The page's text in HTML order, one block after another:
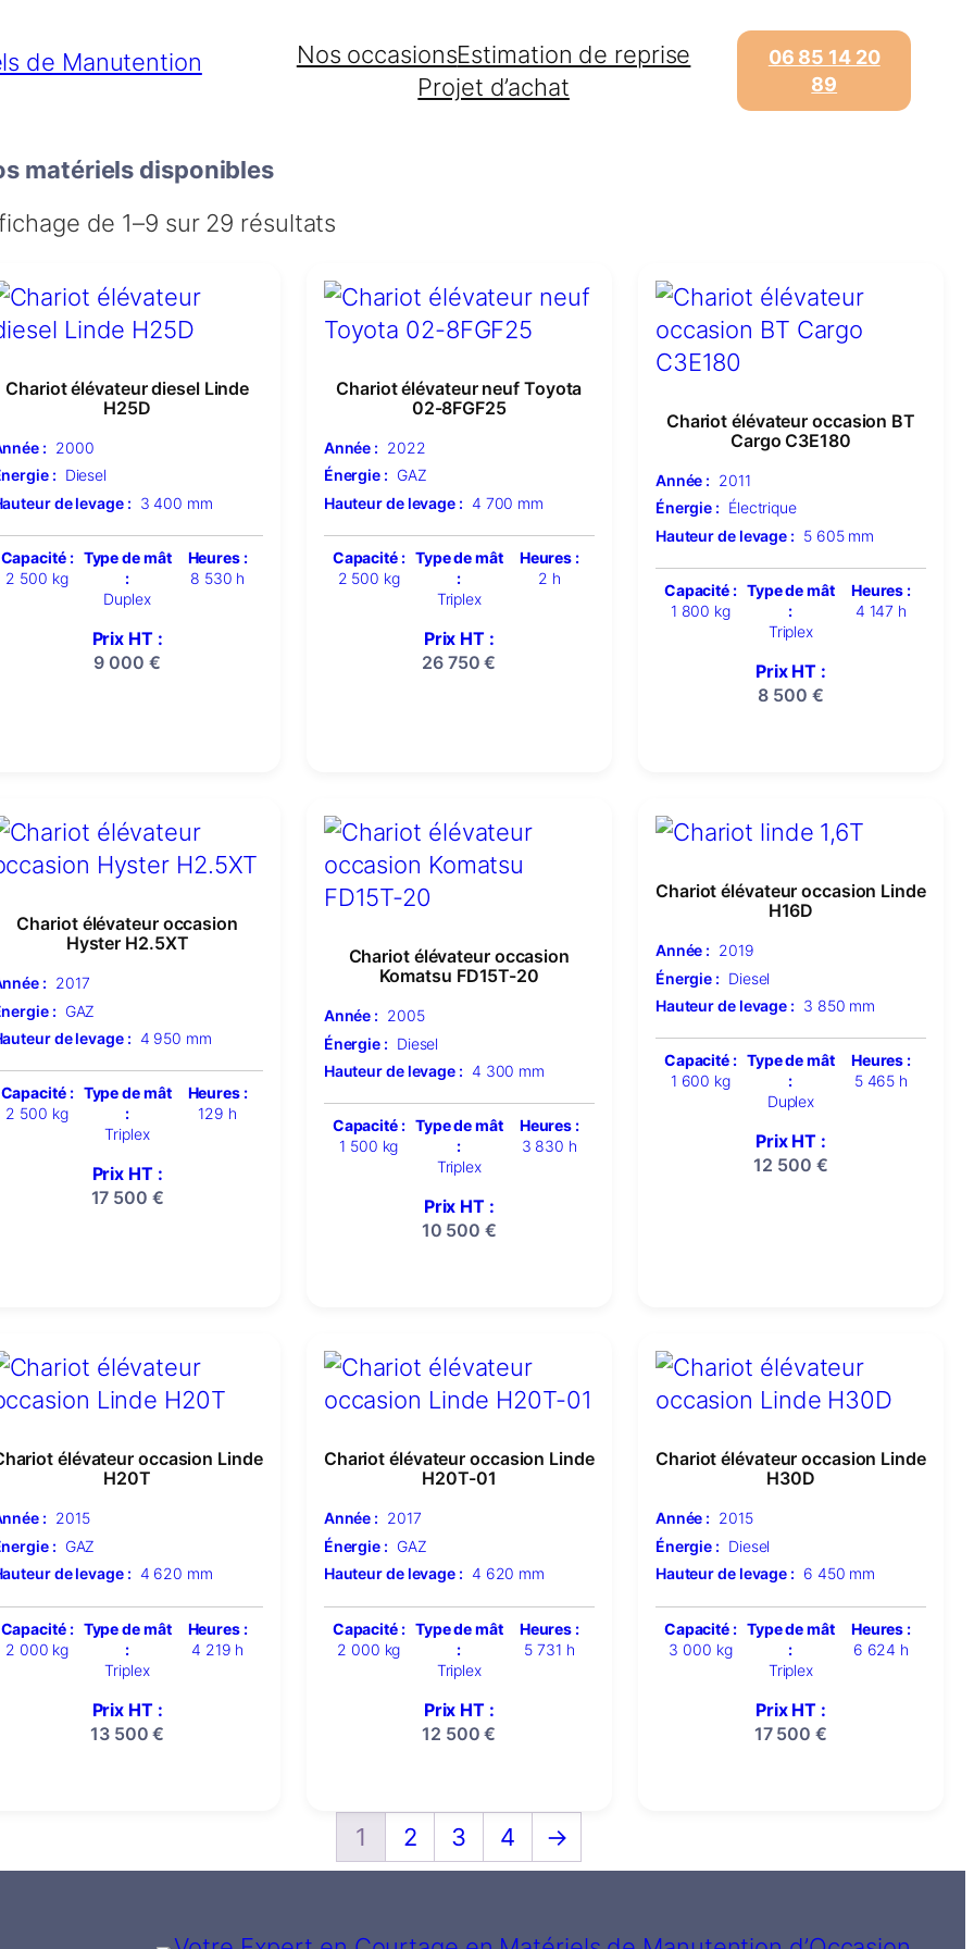
Nos occasionsEstimation de reprise
Projet d’achat
06 85 14 20
89
matériels disponibles
de 1–9 sur 29 résultats
Chariot élévateur diesel Linde
H25D
: 2000
: Diesel
de levage : 3 400 mm
Capacité :
2 500 kg
Type de mât
:
Duplex
Heures :
8 530 h
Prix HT :
9 000 €
Chariot élévateur neuf Toyota
02-8FGF25
Année : 2022
Énergie : GAZ
Hauteur de levage : 4 700 mm
Capacité :
2 500 kg
Type de mât
:
Triplex
Heures :
2 h
Prix HT :
26 750€
Chariot élévateur occasion BT
Cargo C3E180
Année : 2011
Énergie : Électrique
Hauteur de levage : 5 605 mm
Capacité :
1 800 kg
Type de mât
:
Triplex
Heures :
4 147 h
Prix HT :
8 500 €
Chariot élévateur occasion
Hyster H2.5XT
: 2017
: GAZ
de levage : 4 950 mm
Capacité :
2 500 kg
Type de mât
:
Triplex
Heures :
129 h
Prix HT :
17 500 €
Chariot élévateur occasion
Komatsu FD15T-20
Année : 2005
Énergie : Diesel
Hauteur de levage : 4 300 mm
Capacité :
1 500 kg
Type de mât
:
Triplex
Heures :
3 830 h
Prix HT :
10 500 €
Chariot élévateur occasion Linde
H16D
Année : 2019
Énergie : Diesel
Hauteur de levage : 3 850 mm
Capacité :
1 600 kg
Type de mât
:
Duplex
Heures :
5 465 h
Prix HT :
12 500 €
élévateur occasion Linde
H20T
: 2015
: GAZ
de levage : 4 620 mm
Capacité :
2 000 kg
Type de mât
:
Triplex
Heures :
4 219 h
Prix HT :
13 500€
Chariot élévateur occasion Linde
H20T-01
Année : 2017
Énergie : GAZ
Hauteur de levage : 4 620 mm
Capacité :
2 000 kg
Type de mât
:
Triplex
Heures :
5 731 h
Prix HT :
12 500€
Chariot élévateur occasion Linde
H30D
Année : 2015
Énergie : Diesel
Hauteur de levage : 6 450 mm
Capacité :
3 000 kg
Type de mât
:
Triplex
Heures :
6 624 h
Prix HT :
17 500€
1 2 3 4 →